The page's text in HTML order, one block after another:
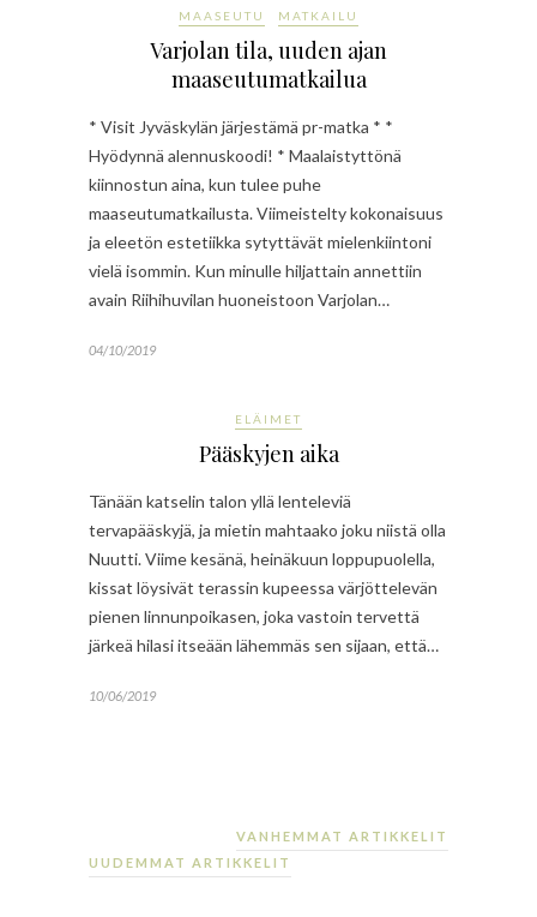
MAASEUTU MATKAILU
Varjolan tila, uuden ajan
maaseutumatkailua
* Visit Jyväskylän järjestämä pr-matka * *
Hyödynnä alennuskoodi! * Maalaistyttönä
kiinnostun aina, kun tulee puhe
maaseutumatkailusta. Viimeistelty kokonaisuus
ja eleetön estetiikka sytyttävät mielenkiintoni
vielä isommin. Kun minulle hiljattain annettiin
avain Riihihuvilan huoneistoon Varjolan…
04/10/2019
ELÄIMET
Pääskyjen aika
Tänään katselin talon yllä lenteleviä
tervapääskyjä, ja mietin mahtaako joku niistä olla
Nuutti. Viime kesänä, heinäkuun loppupuolella,
kissat löysivät terassin kupeessa värjöttelevän
pienen linnunpoikasen, joka vastoin tervettä
järkeä hilasi itseään lähemmäs sen sijaan, että…
10/06/2019
VANHEMMAT ARTIKKELIT
UUDEMMAT ARTIKKELIT